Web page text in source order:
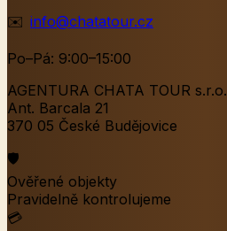
✉️ info@chatatour.cz
Po–Pá: 9:00–15:00
AGENTURA CHATA TOUR s.r.o.
Ant. Barcala 21
370 05 České Budějovice
🛡️
Ověřené objekty
Pravidelně kontrolujeme
💳